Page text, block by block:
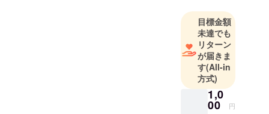
目標金額
未達でも
リターン
が届きま
す(All-in
方式)
1,0
00 円